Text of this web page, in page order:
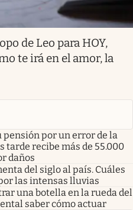
de Leo para HOY,
te irá en el amor, la
pensión por un error de la
tarde recibe más de 55.000
daños
del siglo al país. Cuáles
las intensas lluvias
una botella en la rueda del
saber cómo actuar